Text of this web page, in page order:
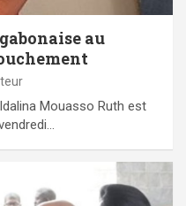
au
Mouasso Ruth est